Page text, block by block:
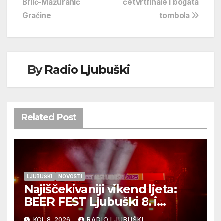
četvrtfinale i bogata
tombola
Brlić-Mažuranić
Gračine
ByRadio Ljubuški
Related Post
LJUBUŠKI NOVOSTI
Najiščekivaniji vikend ljeta:
BEER FEST Ljubuški 8. i
9.kolovoza
KOL 8, 2026 RADIO LJUBUŠKI